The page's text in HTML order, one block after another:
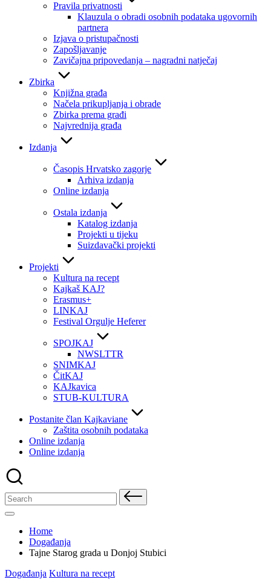
Pravila privatnosti
Klauzula o obradi osobnih podataka ugovornih
partnera
Izjava o pristupačnosti
Zapošljavanje
Zavičajna pripovedanja – nagradni natječaj
Zbirka
Knjižna građa
Načela prikupljanja i obrade
Zbirka prema građi
Najvrednija građa
Izdanja
Časopis Hrvatsko zagorje
Arhiva izdanja
Online izdanja
Ostala izdanja
Katalog izdanja
Projekti u tijeku
Suizdavački projekti
Projekti
Kultura na recept
Kajkaš KAJ?
Erasmus+
LINKAJ
Festival Orgulje Heferer
SPOJKAJ
NWSLTTR
SNIMKAJ
ČitKAJ
KAJkavica
STUB-KULTURA
Postanite član Kajkaviane
Zaštita osobnih podataka
Online izdanja
Online izdanja
Search
for:
Home
Događanja
Tajne Starog grada u Donjoj Stubici
Posted
Događanja Kultura na recept